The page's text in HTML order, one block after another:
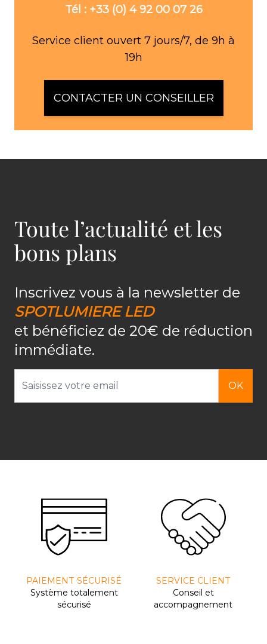
Tél : +33 (0) 4 92 00 07 26
Service client ouvert 7 jours/7, de 9h à
19h
CONTACTER UN CONSEILLER
Toute l’actualité et les
bons plans
Inscrivez vous à la newsletter de
SPOTLUMIERE LED
et bénéficiez de 20€ de réduction
immédiate.
OK
PAIEMENT SÉCURISÉ
Système totalement
sécurisé
SERVICE CLIENT
Conseil et
accompagnement